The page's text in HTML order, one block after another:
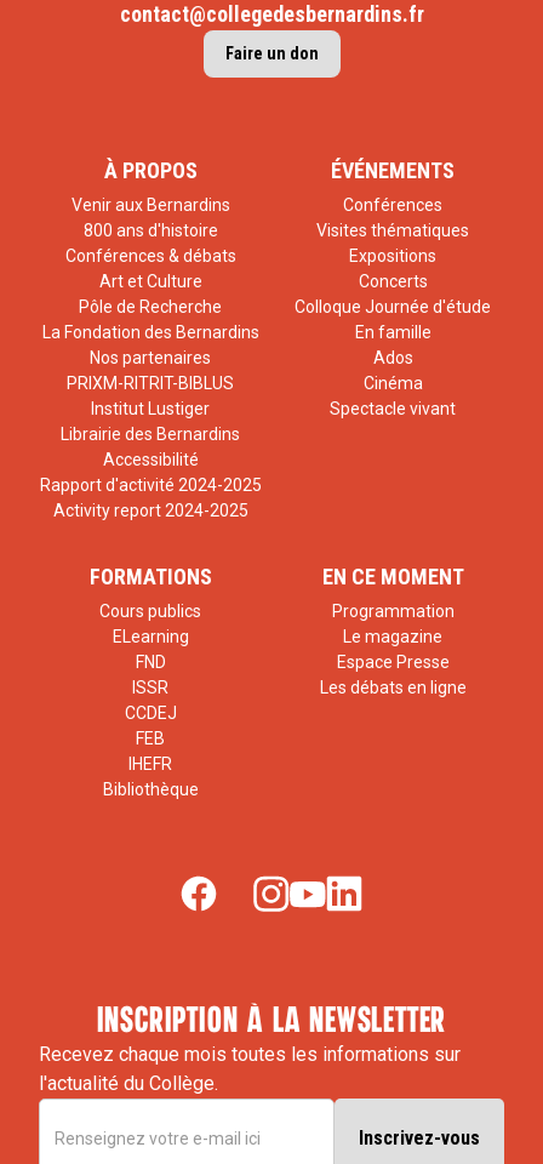
contact@collegedesbernardins.fr
Faire un don
À PROPOS
Venir aux Bernardins
800 ans d'histoire
Conférences & débats
Art et Culture
Pôle de Recherche
La Fondation des Bernardins
Nos partenaires
PRIXM-RITRIT-BIBLUS
Institut Lustiger
Librairie des Bernardins
Accessibilité
Rapport d'activité 2024-2025
Activity report 2024-2025
ÉVÉNEMENTS
Conférences
Visites thématiques
Expositions
Concerts
Colloque Journée d'étude
En famille
Ados
Cinéma
Spectacle vivant
FORMATIONS
Cours publics
ELearning
FND
ISSR
CCDEJ
FEB
IHEFR
Bibliothèque
EN CE MOMENT
Programmation
Le magazine
Espace Presse
Les débats en ligne
inscription à la newsletter
Recevez chaque mois toutes les informations sur
l'actualité du Collège.